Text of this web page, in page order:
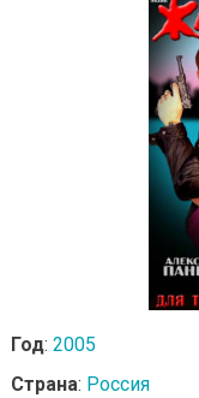
Год: 2005
Страна: Россия